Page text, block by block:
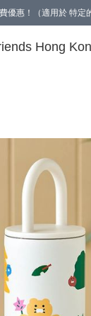
優惠！（適用於 特定
Hong